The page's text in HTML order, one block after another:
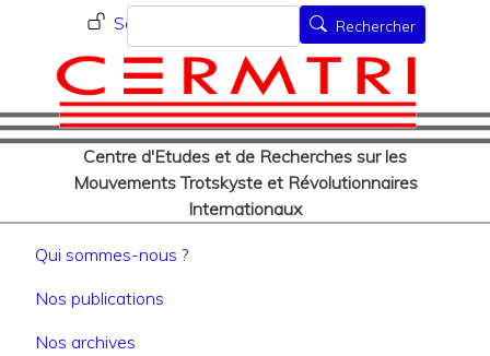
au
contenu
principal
Menu du compte de
Se connecter
Centre d'Etudes et de Recherches sur les
Mouvements Trotskyste et Révolutionnaires
Internationaux
Rechercher Rechercher
Navigation principale
Qui sommes-nous ?
Nos publications
Nos archives